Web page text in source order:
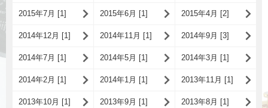
2015年7月 [1] 2015年6月 [1] 2015年4月 [2]
2014年12月 [1] 2014年11月 [1] 2014年9月 [3]
2014年7月 [1] 2014年5月 [1] 2014年3月 [1]
2014年2月 [1] 2014年1月 [1] 2013年11月 [1]
2013年10月 [1] 2013年9月 [1] 2013年8月 [1]